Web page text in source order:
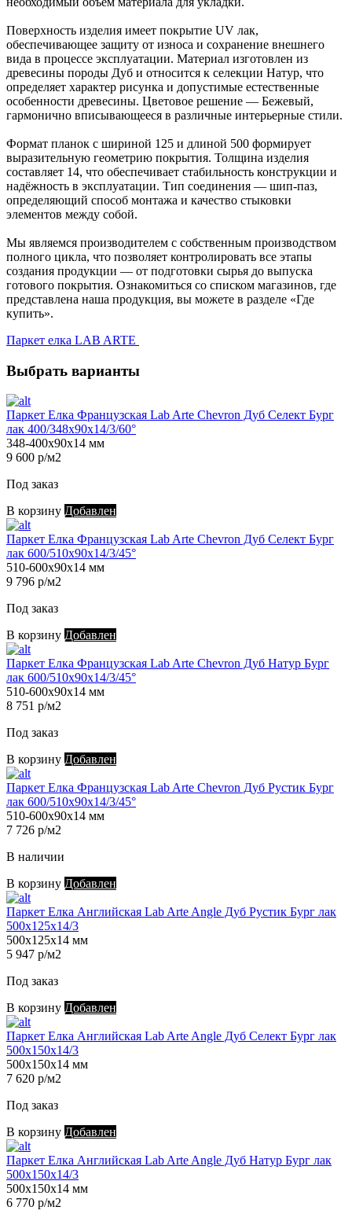
Поверхность изделия имеет покрытие UV лак,
обеспечивающее защиту от износа и сохранение внешнего
вида в процессе эксплуатации. Материал изготовлен из
древесины породы Дуб и относится к селекции Натур, что
определяет характер рисунка и допустимые естественные
особенности древесины. Цветовое решение — Бежевый,
гармонично вписывающееся в различные интерьерные стили.
Формат планок с шириной 125 и длиной 500 формирует
выразительную геометрию покрытия. Толщина изделия
составляет 14, что обеспечивает стабильность конструкции и
надёжность в эксплуатации. Тип соединения — шип-паз,
определяющий способ монтажа и качество стыковки
элементов между собой.
Мы являемся производителем с собственным производством
полного цикла, что позволяет контролировать все этапы
создания продукции — от подготовки сырья до выпуска
готового покрытия. Ознакомиться со списком магазинов, где
представлена наша продукция, вы можете в разделе «Где
купить».
Паркет елка LAB ARTE
Выбрать варианты
Паркет Елка Французская Lab Arte Chevron Дуб Селект Бург
лак 400/348х90х14/3/60°
348-400х90х14 мм
9 600 р/м2
Под заказ
В корзину Добавлен
Паркет Елка Французская Lab Arte Chevron Дуб Селект Бург
лак 600/510х90х14/3/45°
510-600х90х14 мм
9 796 р/м2
Под заказ
В корзину Добавлен
Паркет Елка Французская Lab Arte Chevron Дуб Натур Бург
лак 600/510х90х14/3/45°
510-600х90х14 мм
8 751 р/м2
Под заказ
В корзину Добавлен
Паркет Елка Французская Lab Arte Chevron Дуб Рустик Бург
лак 600/510х90х14/3/45°
510-600х90х14 мм
7 726 р/м2
В наличии
В корзину Добавлен
Паркет Елка Английская Lab Arte Angle Дуб Рустик Бург лак
500х125х14/3
500х125х14 мм
5 947 р/м2
Под заказ
В корзину Добавлен
Паркет Елка Английская Lab Arte Angle Дуб Селект Бург лак
500х150х14/3
500х150х14 мм
7 620 р/м2
Под заказ
В корзину Добавлен
Паркет Елка Английская Lab Arte Angle Дуб Натур Бург лак
500х150х14/3
500х150х14 мм
6 770 р/м2